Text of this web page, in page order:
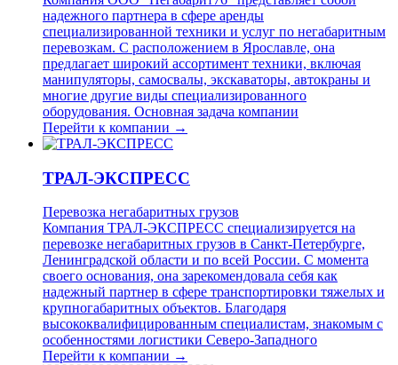
надежного партнера в сфере аренды
специализированной техники и услуг по негабаритным
перевозкам. С расположением в Ярославле, она
предлагает широкий ассортимент техники, включая
манипуляторы, самосвалы, экскаваторы, автокраны и
многие другие виды специализированного
оборудования. Основная задача компании
Перейти к компании →
ТРАЛ-ЭКСПРЕСС
Перевозка негабаритных грузов
Компания ТРАЛ-ЭКСПРЕСС специализируется на
перевозке негабаритных грузов в Санкт-Петербурге,
Ленинградской области и по всей России. С момента
своего основания, она зарекомендовала себя как
надежный партнер в сфере транспортировки тяжелых и
крупногабаритных объектов. Благодаря
высококвалифицированным специалистам, знакомым с
особенностями логистики Северо-Западного
Перейти к компании →